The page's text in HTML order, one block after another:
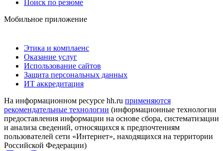
Поиск по резюме
Мобильное приложение
Этика и комплаенс
Оказание услуг
Использование сайтов
Защита персональных данных
ИТ аккредитация
На информационном ресурсе hh.ru применяются
рекомендательные технологии (информационные технологии
предоставления информации на основе сбора, систематизации
и анализа сведений, относящихся к предпочтениям
пользователей сети «Интернет», находящихся на территории
Российской Федерации)